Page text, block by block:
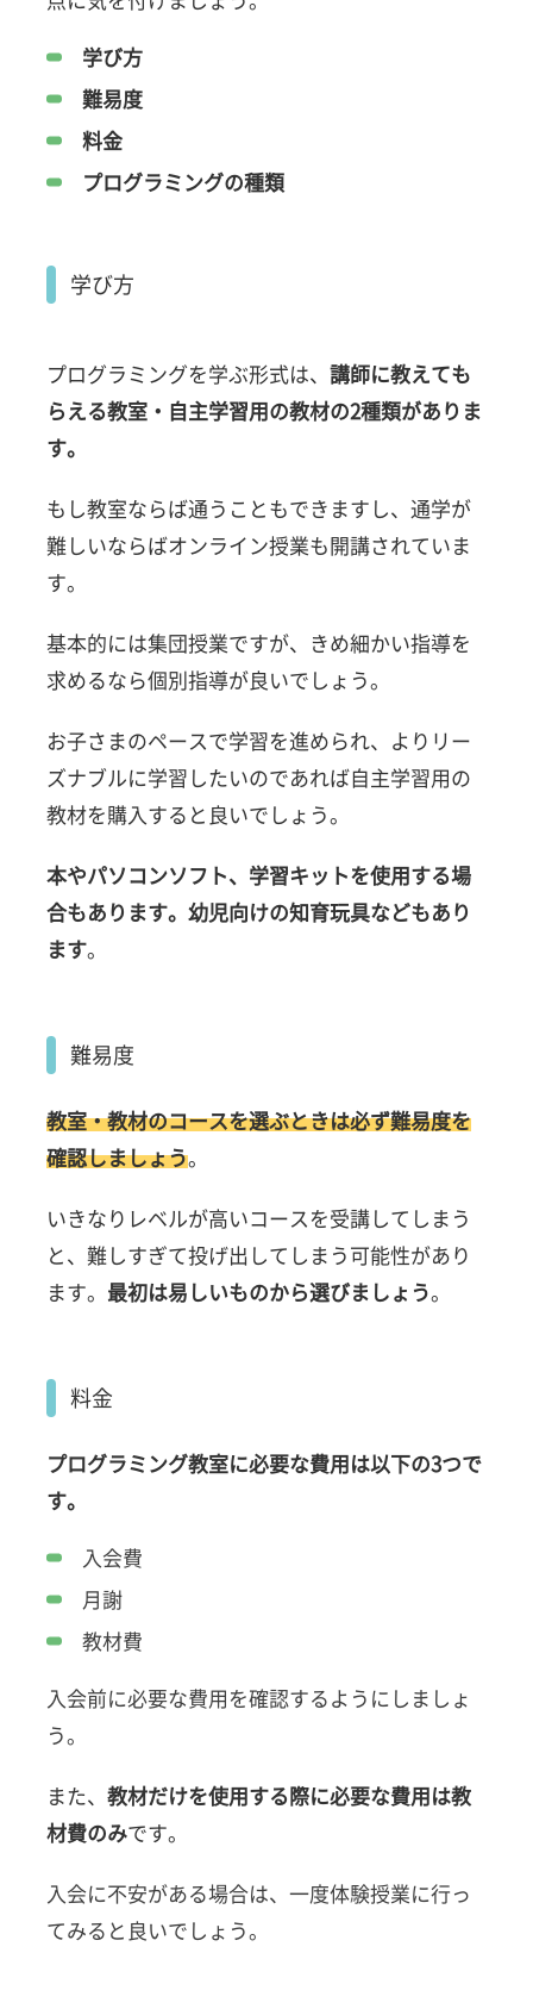
学び方
難易度
料金
プログラミングの種類
学び方
プログラミングを学ぶ形式は、 講師に教えても
らえる教室・自主学習用の教材の2種類がありま
す。
もし教室ならば通うこともできますし、通学が
難しいならばオンライン授業も開講されていま
す。
基本的には集団授業ですが、きめ細かい指導を
求めるなら個別指導が良いでしょう。
お子さまのペースで学習を進められ、よりリー
ズナブルに学習したいのであれば自主学習用の
教材を購入すると良いでしょう。
本やパソコンソフト、学習キットを使用する場
合もあります。幼児向けの知育玩具などもあり
ます。
難易度
教室・教材のコースを選ぶときは必ず難易度を
確認しましょう。
いきなりレベルが高いコースを受講してしまう
と、難しすぎて投げ出してしまう可能性があり
ます。 最初は易しいものから選びましょう。
料金
プログラミング教室に必要な費用は以下の3つで
す。
入会費
月謝
教材費
入会前に必要な費用を確認するようにしましょ
う。
また、 教材だけを使用する際に必要な費用は教
材費のみです。
入会に不安がある場合は、一度体験授業に行っ
てみると良いでしょう。